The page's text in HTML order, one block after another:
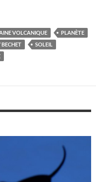
VOLCANIQUE
PLANÈTE
BECHET
SOLEIL